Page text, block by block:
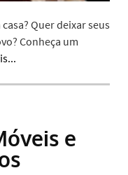
Quer deixar seus
Conheça um
e